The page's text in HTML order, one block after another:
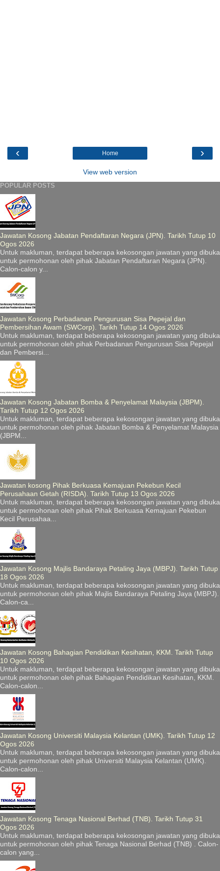
‹ ›
Home
View web version
POPULAR POSTS
Jawatan Kosong Jabatan Pendaftaran Negara (JPN). Tarikh Tutup 10
Ogos 2026
Untuk makluman, terdapat beberapa kekosongan jawatan yang dibuka
untuk permohonan oleh pihak Jabatan Pendaftaran Negara (JPN).
Calon-calon y...
Jawatan Kosong Perbadanan Pengurusan Sisa Pepejal dan
Pembersihan Awam (SWCorp). Tarikh Tutup 14 Ogos 2026
Untuk makluman, terdapat beberapa kekosongan jawatan yang dibuka
untuk permohonan oleh pihak Perbadanan Pengurusan Sisa Pepejal
dan Pembersi...
Jawatan Kosong Jabatan Bomba & Penyelamat Malaysia (JBPM).
Tarikh Tutup 12 Ogos 2026
Untuk makluman, terdapat beberapa kekosongan jawatan yang dibuka
untuk permohonan oleh pihak Jabatan Bomba & Penyelamat Malaysia
(JBPM...
Jawatan kosong Pihak Berkuasa Kemajuan Pekebun Kecil
Perusahaan Getah (RISDA). Tarikh Tutup 13 Ogos 2026
Untuk makluman, terdapat beberapa kekosongan jawatan yang dibuka
untuk permohonan oleh pihak Pihak Berkuasa Kemajuan Pekebun
Kecil Perusahaa...
Jawatan Kosong Majlis Bandaraya Petaling Jaya (MBPJ). Tarikh Tutup
18 Ogos 2026
Untuk makluman, terdapat beberapa kekosongan jawatan yang dibuka
untuk permohonan oleh pihak Majlis Bandaraya Petaling Jaya (MBPJ).
Calon-ca...
Jawatan Kosong Bahagian Pendidikan Kesihatan, KKM. Tarikh Tutup
10 Ogos 2026
Untuk makluman, terdapat beberapa kekosongan jawatan yang dibuka
untuk permohonan oleh pihak Bahagian Pendidikan Kesihatan, KKM.
Calon-calon...
Jawatan Kosong Universiti Malaysia Kelantan (UMK). Tarikh Tutup 12
Ogos 2026
Untuk makluman, terdapat beberapa kekosongan jawatan yang dibuka
untuk permohonan oleh pihak Universiti Malaysia Kelantan (UMK).
Calon-calon...
Jawatan Kosong Tenaga Nasional Berhad (TNB). Tarikh Tutup 31
Ogos 2026
Untuk makluman, terdapat beberapa kekosongan jawatan yang dibuka
untuk permohonan oleh pihak Tenaga Nasional Berhad (TNB) . Calon-
calon yang...